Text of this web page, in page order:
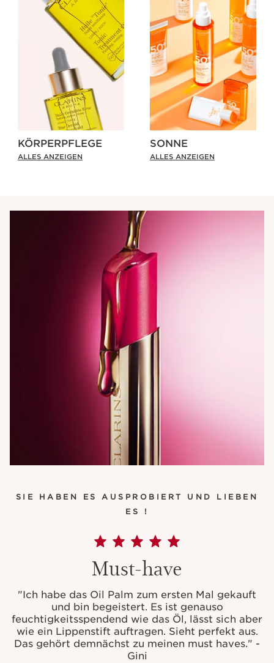
KÖRPERPFLEGE
ALLES ANZEIGEN
SONNE
ALLES ANZEIGEN
SIE HABEN ES AUSPROBIERT UND LIEBEN
ES !
Must-have
"Ich habe das Oil Palm zum ersten Mal gekauft
und bin begeistert. Es ist genauso
feuchtigkeitsspendend wie das Öl, lässt sich aber
wie ein Lippenstift auftragen. Sieht perfekt aus.
Das gehört demnächst zu meinen must haves." -
Gini